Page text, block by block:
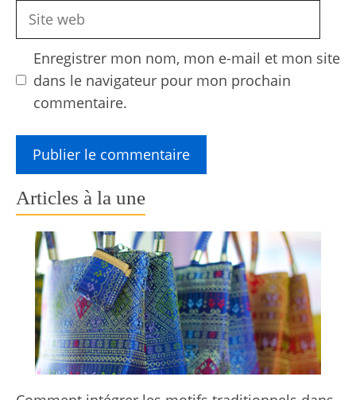
Site
Enregistrer mon nom, mon e-mail et mon site
dans le navigateur pour mon prochain
commentaire.
Articles à la une